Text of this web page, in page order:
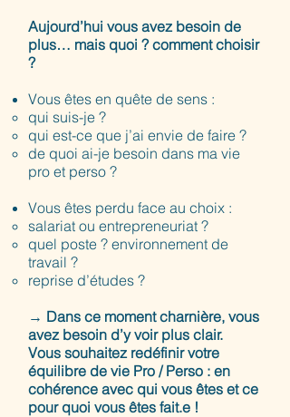
Aujourd’hui vous avez besoin de
plus… mais quoi ? comment choisir
?
Vous êtes en quête de sens :
qui suis-je ?
qui est-ce que j’ai envie de faire ?
de quoi ai-je besoin dans ma vie
pro et perso ?
Vous êtes perdu face au choix :
salariat ou entrepreneuriat ?
quel poste ? environnement de
travail ?
reprise d’études ?
→ Dans ce moment charnière, vous
avez besoin d’y voir plus clair.
Vous souhaitez redéfinir votre
équilibre de vie Pro / Perso : en
cohérence avec qui vous êtes et ce
pour quoi vous êtes fait.e !